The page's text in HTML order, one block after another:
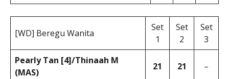
[WD] Beregu Wanita
Set
1
Set
2
Set
3
Pearly Tan [4]/Thinaah M
(MAS)
21 21 –